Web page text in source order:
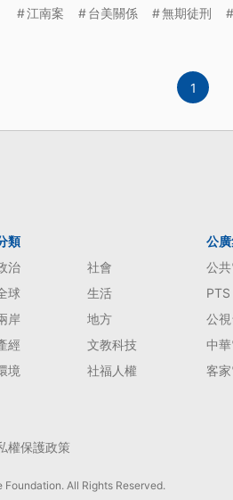
主使、到現在都還沒有定論。
江南案 台美關係 無期徒刑
1
類
治
社會
球
生活
岸
地方
經
文教科技
境
社福人權
公
公
公
中
客
權保護政策
All Rights Reserved.